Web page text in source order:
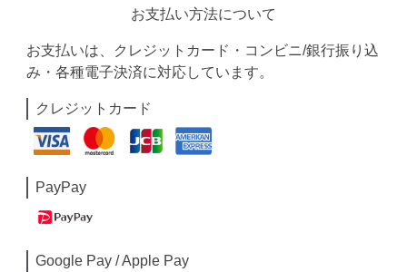
お支払い方法について
お支払いは、クレジットカード・コンビニ/銀行振り込
み・各種電子決済に対応しています。
クレジットカード
PayPay
Google Pay / Apple Pay